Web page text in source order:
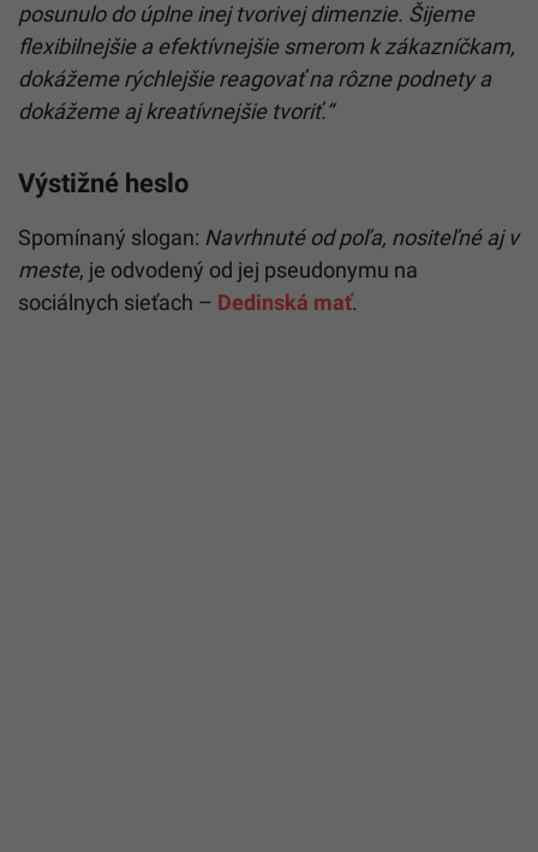
posunulo do úplne inej tvorivej dimenzie. Šijeme
flexibilnejšie a efektívnejšie smerom k zákazníčkam,
dokážeme rýchlejšie reagovať na rôzne podnety a
dokážeme aj kreatívnejšie tvoriť.“
Výstižné heslo
Spomínaný slogan: Navrhnuté od poľa, nositeľné aj v
meste, je odvodený od jej pseudonymu na
sociálnych sieťach – Dedinská mať.